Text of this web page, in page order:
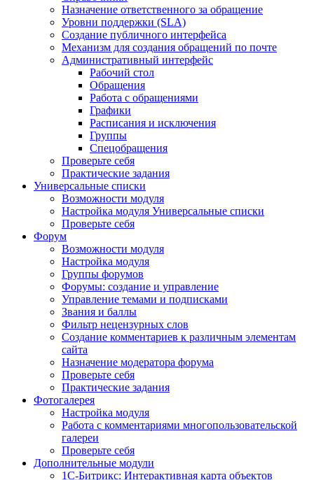
Назначение ответственного за обращение
Уровни поддержки (SLA)
Создание публичного интерфейса
Механизм для создания обращений по почте
Административный интерфейс
Рабочий стол
Обращения
Работа с обращениями
Графики
Расписания и исключения
Группы
Спецобращения
Проверьте себя
Практические задания
Универсальные списки
Возможности модуля
Настройка модуля Универсальные списки
Проверьте себя
Форум
Возможности модуля
Настройка модуля
Группы форумов
Форумы: создание и управление
Управление темами и подписками
Звания и баллы
Фильтр нецензурных слов
Создание комментариев к различным элементам
сайта
Назначение модератора форума
Проверьте себя
Практические задания
Фотогалерея
Настройка модуля
Работа с комментариями многопользовательской
галереи
Проверьте себя
Дополнительные модули
1С-Битрикс: Интерактивная карта объектов